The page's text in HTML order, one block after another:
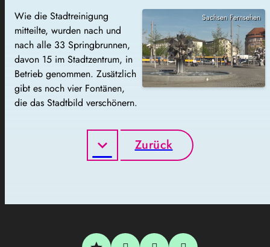
Wie die Stadtreinigung
mitteilte, wurden nach und
nach alle 33 Springbrunnen,
davon 15 im Stadtzentrum, in
Betrieb genommen. Zusätzlich
gibt es noch vier Fontänen,
die das Stadtbild verschönern.
Sachsen Fernsehen
Zurück